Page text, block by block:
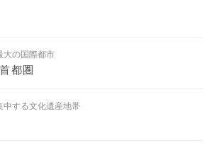
大の国際都市
都圏
中する文化遺産地帯